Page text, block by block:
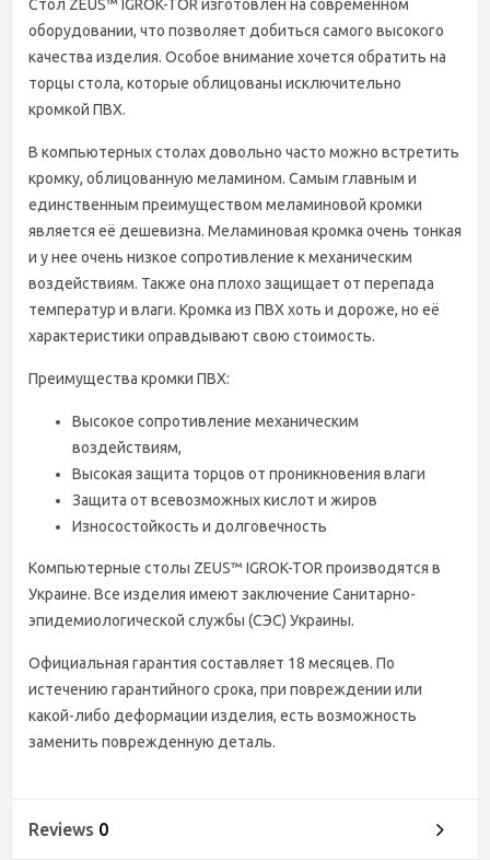
Стол ZEUS™ IGROK-TOR изготовлен на современном
оборудовании, что позволяет добиться самого высокого
качества изделия. Особое внимание хочется обратить на
торцы стола, которые облицованы исключительно
кромкой ПВХ.
В компьютерных столах довольно часто можно встретить
кромку, облицованную меламином. Самым главным и
единственным преимуществом меламиновой кромки
является её дешевизна. Меламиновая кромка очень тонкая
и у нее очень низкое сопротивление к механическим
воздействиям. Также она плохо защищает от перепада
температур и влаги. Кромка из ПВХ хоть и дороже, но её
характеристики оправдывают свою стоимость.
Преимущества кромки ПВХ:
Высокое сопротивление механическим
воздействиям,
Высокая защита торцов от проникновения влаги
Защита от всевозможных кислот и жиров
Износостойкость и долговечность
Компьютерные столы ZEUS™ IGROK-TOR производятся в
Украине. Все изделия имеют заключение Санитарно-
эпидемиологической службы (СЭС) Украины.
Официальная гарантия составляет 18 месяцев. По
истечению гарантийного срока, при повреждении или
какой-либо деформации изделия, есть возможность
заменить поврежденную деталь.
Reviews 0